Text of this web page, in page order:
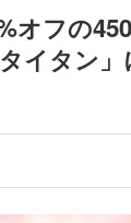
ダム・カ
ェコのプ
称賛の声
オフの
イタン